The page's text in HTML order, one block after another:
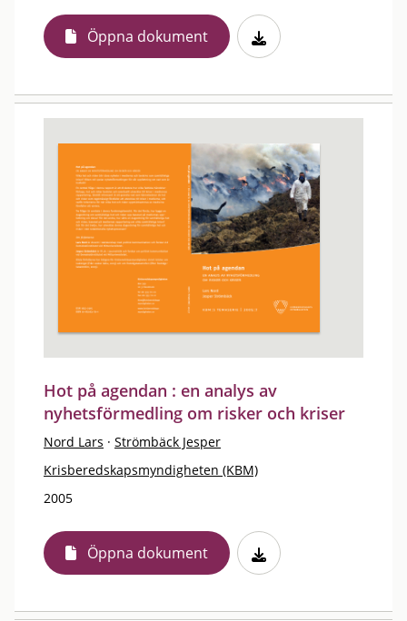
Öppna dokument
Hot på agendan : en analys av
nyhetsförmedling om risker och kriser
Nord Lars · Strömbäck Jesper
Krisberedskapsmyndigheten (KBM)
2005
Öppna dokument